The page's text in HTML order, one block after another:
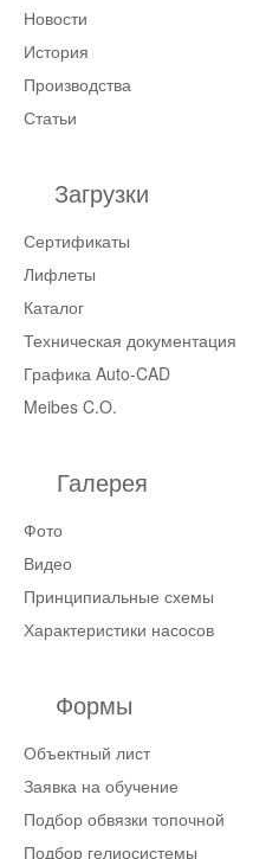
Новости
История
Производства
Статьи
Загрузки
Сертификаты
Лифлеты
Каталог
Техническая документация
Графика Auto-CAD
Meibes C.O.
Галерея
Фото
Видео
Принципиальные схемы
Характеристики насосов
Формы
Объектный лист
Заявка на обучение
Подбор обвязки топочной
Подбор гелиосистемы